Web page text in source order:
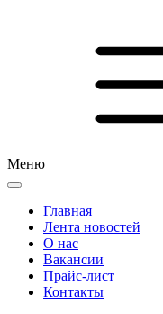
Меню
Главная
Лента новостей
О нас
Вакансии
Прайс-лист
Контакты